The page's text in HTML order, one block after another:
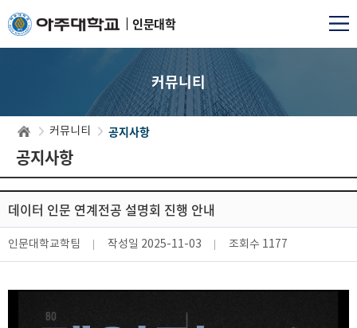
인문대학
커뮤니티
커뮤니티 공지사항
공지사항
데이터 인문 연계전공 설명회 진행 안내
인문대학교학팀 작성일 2025-11-03 조회수 1177